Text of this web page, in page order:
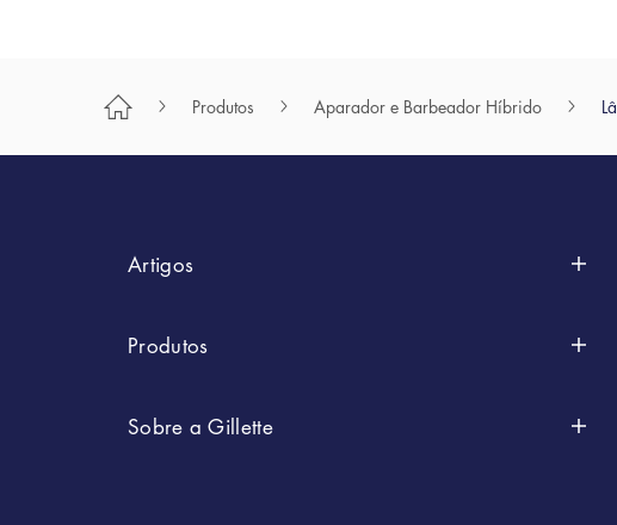
Produtos Aparador e Barbeador Híbrido
Artigos
Produtos
Sobre a Gillette